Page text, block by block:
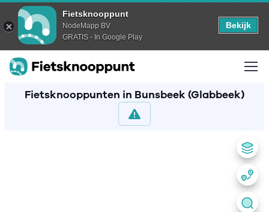
Fietsknooppunt
NodeMapp BV
GRATIS - In Google Play
Bekijk
Fietsknooppunten in Bunsbeek (Glabbeek)